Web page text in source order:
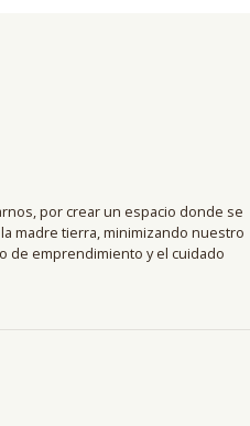
por crear un espacio donde se
madre tierra, minimizando nuestro
de emprendimiento y el cuidado